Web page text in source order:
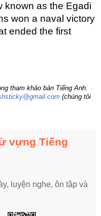
known as the Egadi
won a naval victory
ended the first
tham khảo bản Tiếng Anh.
(chúng tôi
vựng Tiếng
luyện nghe, ôn tập và